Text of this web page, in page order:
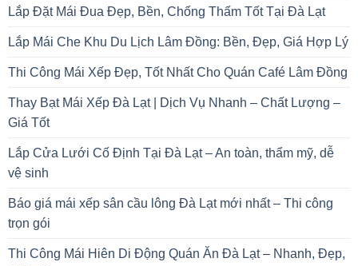
Lắp Đặt Mái Đua Đẹp, Bền, Chống Thấm Tốt Tại Đà Lạt
Lắp Mái Che Khu Du Lịch Lâm Đồng: Bền, Đẹp, Giá Hợp Lý
Thi Công Mái Xếp Đẹp, Tốt Nhất Cho Quán Café Lâm Đồng
Thay Bạt Mái Xếp Đà Lạt | Dịch Vụ Nhanh – Chất Lượng –
Giá Tốt
Lắp Cửa Lưới Cố Định Tại Đà Lạt – An toàn, thẩm mỹ, dễ
vệ sinh
Báo giá mái xếp sân cầu lông Đà Lạt mới nhất – Thi công
trọn gói
Thi Công Mái Hiên Di Động Quán Ăn Đà Lạt – Nhanh, Đẹp,